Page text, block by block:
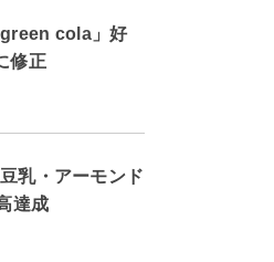
green cola」好
修正
乳・アーモンド
達成